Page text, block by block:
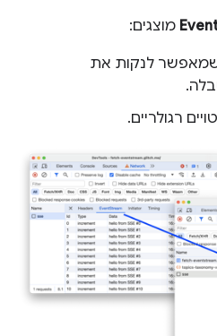
מוצגים:
לנקות את
רגולריים.